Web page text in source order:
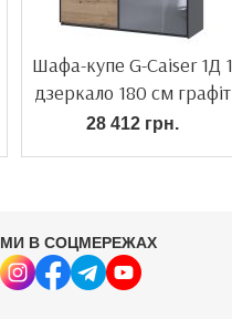
Шафа-купе G-Caiser 1Д 1
дзеркало 180 см графіт
28 412 грн.
МИ В СОЦМЕРЕЖАХ